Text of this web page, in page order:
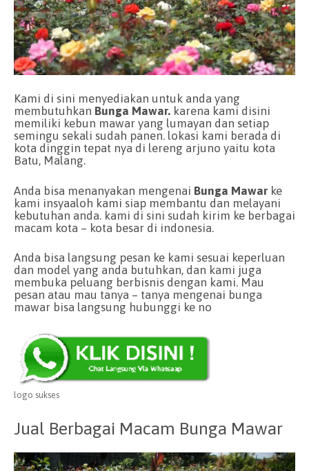
Kami di sini menyediakan untuk anda yang
membutuhkan Bunga Mawar. karena kami disini
memiliki kebun mawar yang lumayan dan setiap
semingu sekali sudah panen. lokasi kami berada di
kota dinggin tepat nya di lereng arjuno yaitu kota
Batu, Malang.
Anda bisa menanyakan mengenai Bunga Mawar ke
kami insyaaloh kami siap membantu dan melayani
kebutuhan anda. kami di sini sudah kirim ke berbagai
macam kota – kota besar di indonesia.
Anda bisa langsung pesan ke kami sesuai keperluan
dan model yang anda butuhkan, dan kami juga
membuka peluang berbisnis dengan kami. Mau
pesan atau mau tanya – tanya mengenai bunga
mawar bisa langsung hubunggi ke no
logo sukses
Jual Berbagai Macam Bunga Mawar